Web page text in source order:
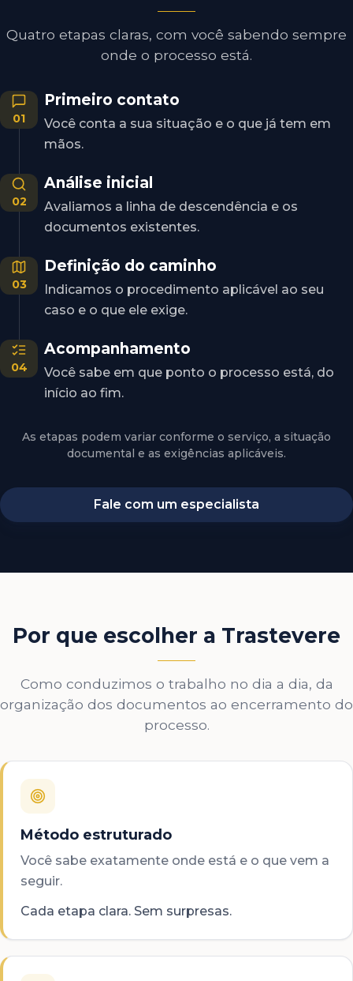
Quatro etapas claras, com você sabendo sempre
onde o processo está.
01
Primeiro contato
Você conta a sua situação e o que já tem em
mãos.
02
Análise inicial
Avaliamos a linha de descendência e os
documentos existentes.
03
Definição do caminho
Indicamos o procedimento aplicável ao seu
caso e o que ele exige.
04
Acompanhamento
Você sabe em que ponto o processo está, do
início ao fim.
As etapas podem variar conforme o serviço, a situação
documental e as exigências aplicáveis.
Fale com um especialista
Por que escolher a Trastevere
Como conduzimos o trabalho no dia a dia, da
organização dos documentos ao encerramento do
processo.
Método estruturado
Você sabe exatamente onde está e o que vem a
seguir.
Cada etapa clara. Sem surpresas.